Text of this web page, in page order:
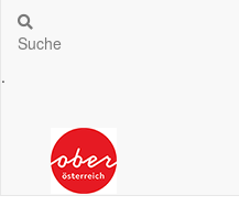
Suche
.